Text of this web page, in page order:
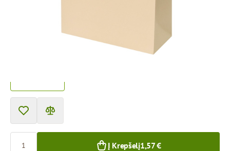
Kaina už 1 vienetą
Į Krepšelį1,57 €